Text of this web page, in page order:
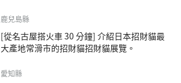
鹿兒島縣
[從名古屋搭火車 30 分鐘] 介紹日本招財貓最
大產地常滑市的招財貓招財貓展覽。
愛知縣